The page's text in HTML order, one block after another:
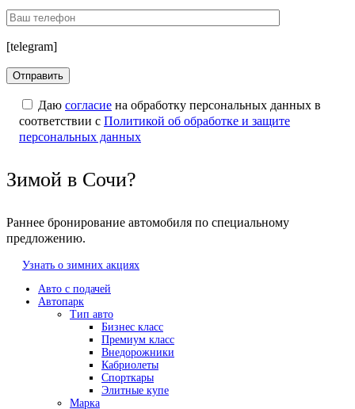
[telegram]
Даю согласие на обработку персональных данных в
соответствии с Политикой об обработке и защите
персональных данных
Зимой в Сочи?
Раннее бронирование автомобиля по специальному
предложению.
Узнать о зимних акциях
Авто с подачей
Автопарк
Тип авто
Бизнес класс
Премиум класс
Внедорожники
Кабриолеты
Спорткары
Элитные купе
Марка